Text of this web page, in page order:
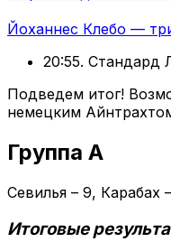
Йоханнес Клебо —
20:55. Стандард
Подведем итог!
немецким
Группа А
Севилья – 9,
Итоговые